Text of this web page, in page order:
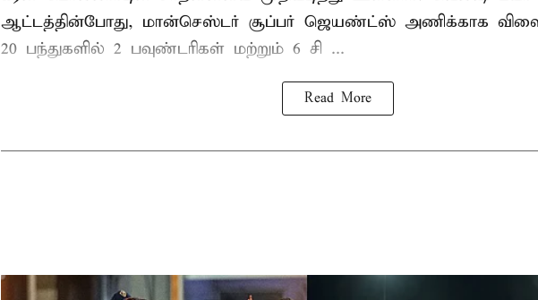
ஆட்டத்தின்போது, மான்செஸ்டர் சூப்பர் ஜெயண்ட்ஸ் அணிக்காக
20 பந்துகளில் 2 பவுண்டரிகள் மற்றும் 6 சி ...
Read More